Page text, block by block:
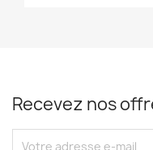
Recevez nos